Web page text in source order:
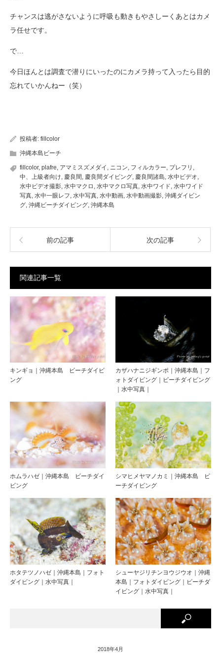
チャンスは逃がさないように呼吸も動きもやさしーくあとはカメ
ラ任せです。
で…
今日ほんとは調査で潜りにいったのにカメラ持って入ったら目的
忘れていかんねー（笑）
投稿者: fillcolor
沖縄本島ビーチ
fillcolor, plafre アマミスズメダイ ニコン フィルカラー プレフリ
中、上級者向け 慶良間 慶良間ダイビング 慶良間諸島 水中ビデオ
水中ビデオ撮影 水中マクロ 水中マクロ写真 水中ワイド 水中ワイド
写真 水中一眼レフ 水中写真 水中動画 水中動画撮影 沖縄ダイビン
グ 沖縄ビーチダイビング 沖縄本島
前の記事 次の記事
関連記事一覧
キンギョ｜沖縄本島 ビーチダイビ
ング
カザハナニジギンポ｜沖縄本島｜フ
ォトダイビング｜ビーチダイビング
｜水中写真｜
ホムラハゼ｜沖縄本島 ビーチダイ
ビング
シマヒメヤマノカミ｜沖縄本島 ビ
ーチダイビング
ホタテツノハゼ｜沖縄本島｜フォト
ダイビング｜水中写真｜
シューヤジリチンヨウジウオ｜沖縄
本島｜フォトダイビング｜ビーチダ
イビング｜水中写真｜
2018年4月